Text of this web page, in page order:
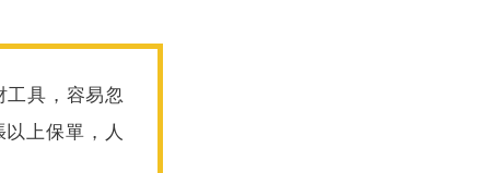
具，容易忽
上保單，人